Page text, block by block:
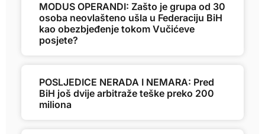
MODUS OPERANDI: Zašto je grupa od 30
osoba neovlašteno ušla u Federaciju BiH
kao obezbjeđenje tokom Vučićeve
posjete?
POSLJEDICE NERADA I NEMARA: Pred
BiH još dvije arbitraže teške preko 200
miliona